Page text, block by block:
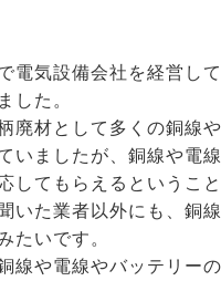
電気設備会社を経営し
した。
廃材として多くの銅線
いましたが、銅線や電
してもらえるというこ
いた業者以外にも、銅
たいです。
線や電線やバッテリー